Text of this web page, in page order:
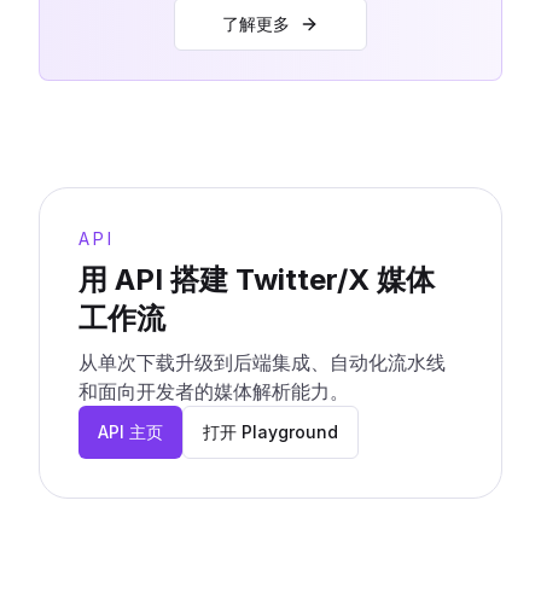
了解更多
API
用 API 搭建 Twitter/X 媒体
工作流
从单次下载升级到后端集成、自动化流水线
和面向开发者的媒体解析能力。
API 主页 打开 Playground